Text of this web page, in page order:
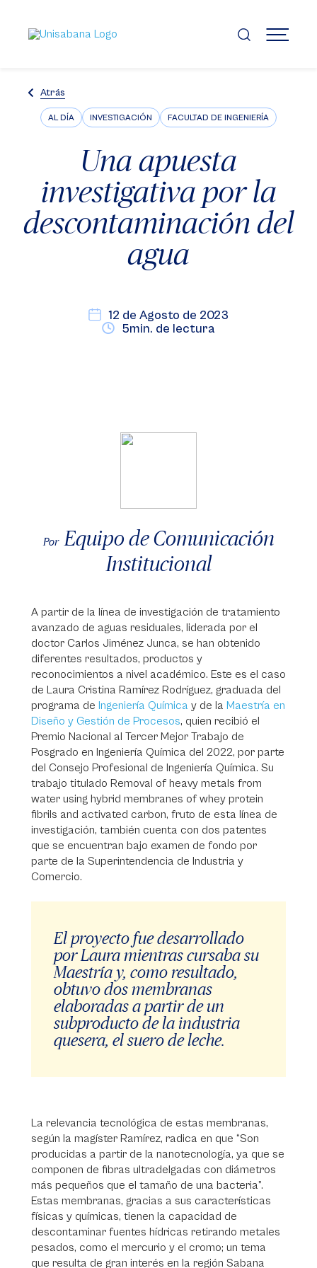
contenido
principal
MENÚ
Atrás
AL DÍA INVESTIGACIÓN FACULTAD DE INGENIERÍA
Una apuesta
investigativa por la
descontaminación del
agua
12 de Agosto de 2023
5min. de lectura
Por Equipo de Comunicación
Institucional
A partir de la línea de investigación de tratamiento
avanzado de aguas residuales, liderada por el
doctor Carlos Jiménez Junca, se han obtenido
diferentes resultados, productos y
reconocimientos a nivel académico. Este es el caso
de Laura Cristina Ramírez Rodríguez, graduada del
programa de Ingeniería Química y de la Maestría en
Diseño y Gestión de Procesos, quien recibió el
Premio Nacional al Tercer Mejor Trabajo de
Posgrado en Ingeniería Química del 2022, por parte
del Consejo Profesional de Ingeniería Química. Su
trabajo titulado Removal of heavy metals from
water using hybrid membranes of whey protein
fibrils and activated carbon, fruto de esta línea de
investigación, también cuenta con dos patentes
que se encuentran bajo examen de fondo por
parte de la Superintendencia de Industria y
Comercio.
El proyecto fue desarrollado
por Laura mientras cursaba su
Maestría y, como resultado,
obtuvo dos membranas
elaboradas a partir de un
subproducto de la industria
quesera, el suero de leche.
La relevancia tecnológica de estas membranas,
según la magíster Ramírez, radica en que “Son
producidas a partir de la nanotecnología, ya que se
componen de fibras ultradelgadas con diámetros
más pequeños que el tamaño de una bacteria”.
Estas membranas, gracias a sus características
físicas y químicas, tienen la capacidad de
descontaminar fuentes hídricas retirando metales
pesados, como el mercurio y el cromo; un tema
que resulta de gran interés en la región Sabana